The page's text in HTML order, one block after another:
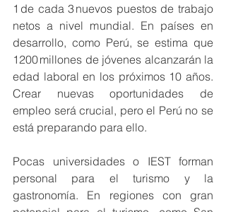
1 de cada 3 nuevos puestos de trabajo
netos a nivel mundial. En países en
desarrollo, como Perú, se estima que
1200 millones de jóvenes alcanzarán la
edad laboral en los próximos 10 años.
Crear nuevas oportunidades de
empleo será crucial, pero el Perú no se
está preparando para ello.
Pocas universidades o IEST forman
personal para el turismo y la
gastronomía. En regiones con gran